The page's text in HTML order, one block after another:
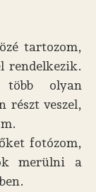
tartozom,
rendelkezik.
több olyan
részt veszel,
fotózom,
merülni a